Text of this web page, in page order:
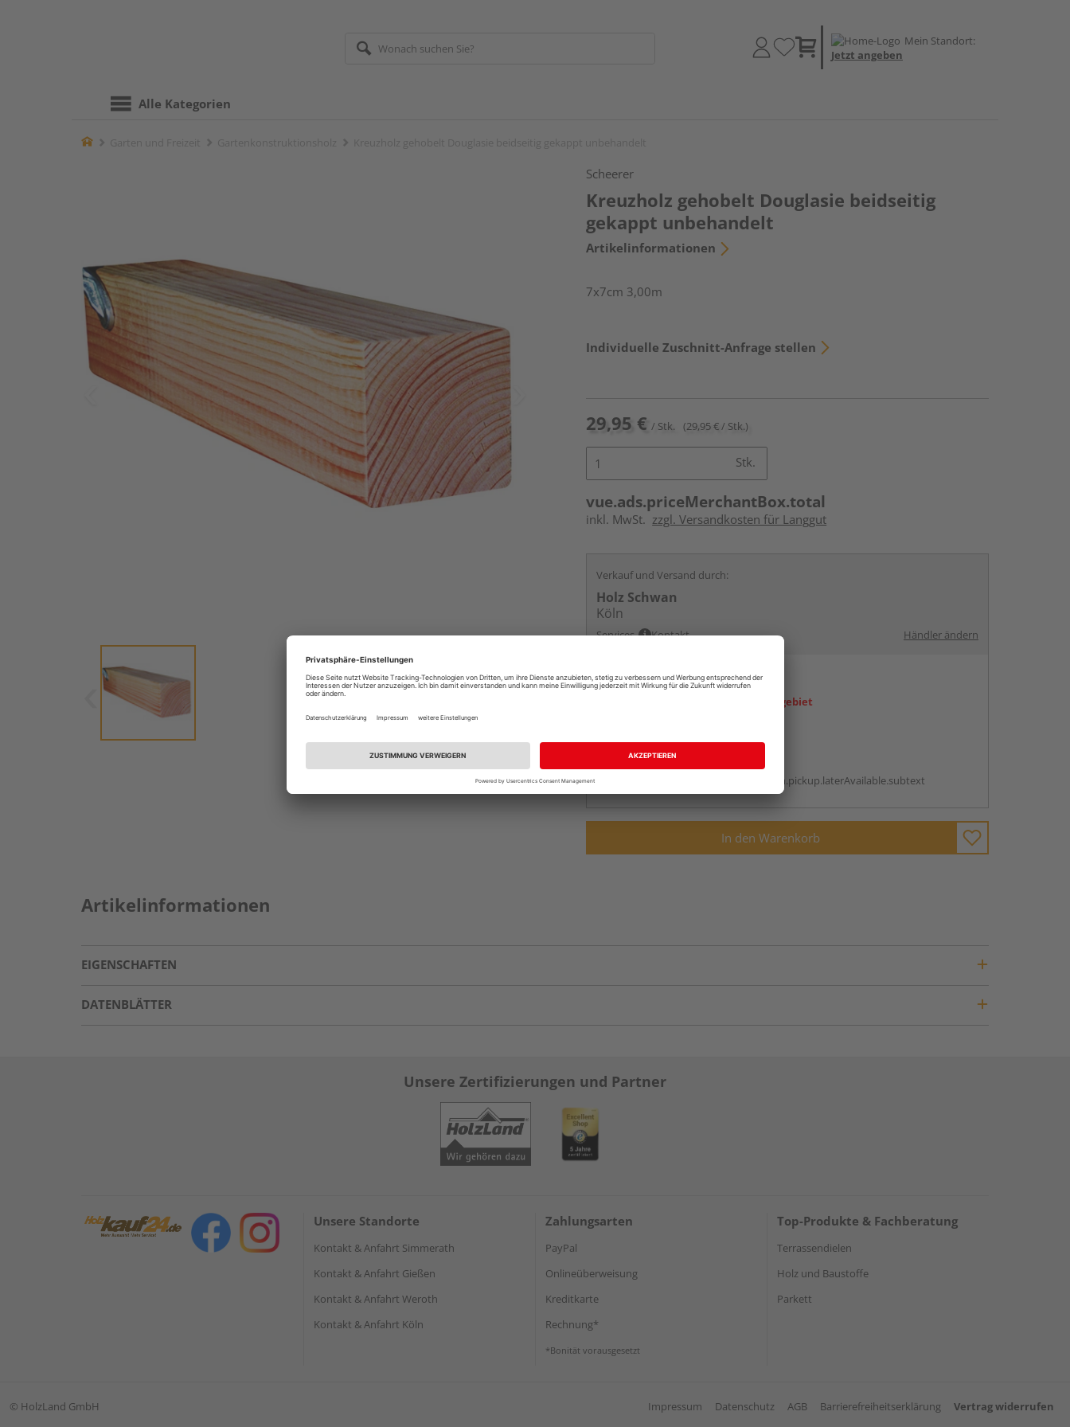
Mein Standort:
Jetzt angeben
Alle Kategorien
Home
Scheerer
Kreuzholz gehobelt Douglasie beidseitig
gekappt unbehandelt
Artikelinformationen
7x7cm 3,00m
Individuelle Zuschnitt-Anfrage stellen
29,95 € / Stk. (29,95 € / Stk.)
Stk.
vue.ads.priceMerchantBox.total
inkl. MwSt. zzgl. Versandkosten für Langgut
Verkauf und Versand durch:
Holz Schwan
Köln
Services Kontakt Händler ändern
Online bestellen
Ihr Standort ist nicht im Liefergebiet
Beim Händler abholen
Auf Vorbestellung:
vue.ads.priceMerchantBox.option.pickup.laterAvailable.subtext
In den Warenkorb
Artikelinformationen
EIGENSCHAFTEN
DATENBLÄTTER
Unsere Zertifizierungen und Partner
Unsere Standorte
Kontakt & Anfahrt Simmerath
Kontakt & Anfahrt Gießen
Kontakt & Anfahrt Weroth
Kontakt & Anfahrt Köln
Zahlungsarten
PayPal
Onlineüberweisung
Kreditkarte
Rechnung*
*Bonität vorausgesetzt
Top-Produkte & Fachberatung
Terrassendielen
Holz und Baustoffe
Parkett
© HolzLand GmbH Impressum Datenschutz AGB Barrierefreiheitserklärung Vertrag widerrufen